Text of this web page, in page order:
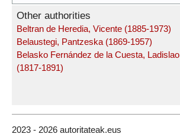
Other authorities
Beltran de Heredia, Vicente (1885-1973)
Belaustegi, Pantzeska (1869-1957)
Belasko Fernández de la Cuesta, Ladislao
(1817-1891)
2023 - 2026 autoritateak.eus